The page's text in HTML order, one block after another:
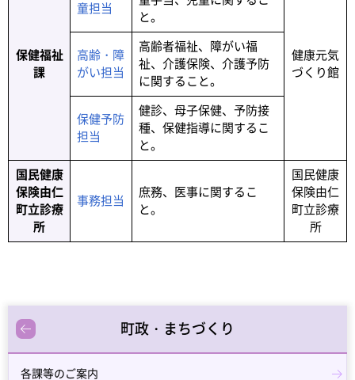
保健福祉
課
童担当
と。
健康元気
づくり館
高齢・障
がい担当
高齢者福祉、障がい福
祉、介護保険、介護予防
に関すること。
保健予防
担当
健診、母子保健、予防接
種、保健指導に関するこ
と。
国民健康
保険由仁
町立診療
所
事務担当
庶務、医事に関するこ
と。
国民健康
保険由仁
町立診療
所
町政・まちづくり
各課等のご案内